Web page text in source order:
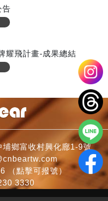
告
耀飛計畫-成果總結
鄉富收村興化廍1-9號
（點擊可撥號）
3330